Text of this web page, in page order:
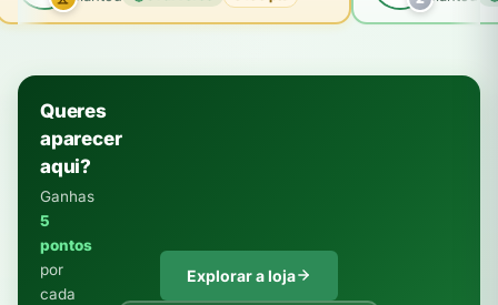
Queres
aparecer
aqui?
Ganhas
5
pontos
por
cada
Explorar a loja